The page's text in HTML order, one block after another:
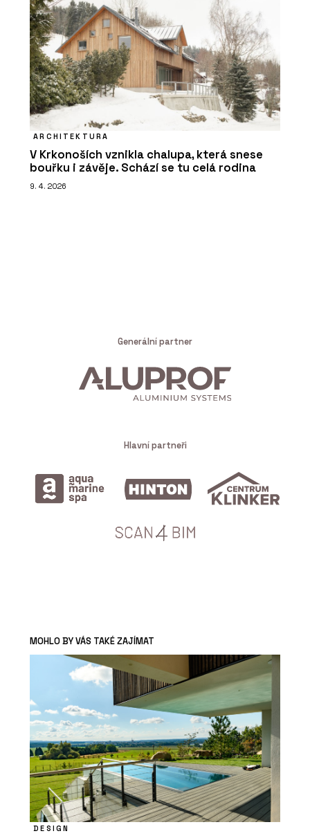
ARCHITEKTURA
V Krkonoších vznikla chalupa, která snese
bouřku i závěje. Schází se tu celá rodina
9. 4. 2026
Generální partner
Hlavní partneři
MOHLO BY VÁS TAKÉ ZAJÍMAT
DESIGN